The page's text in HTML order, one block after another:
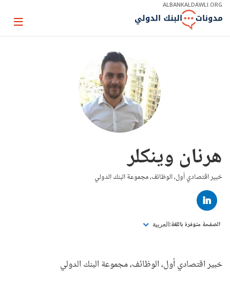
Skip
Main
ALBANKALDAWLI.ORG
Page
هرنان وينكلر
خبير اقتصادي أول، الوظائف، مجموعة البنك الدولي
LINKED
IN
الصفحة متوفرة باللغة: العربية
خبير اقتصادي أول، الوظائف، مجموعة البنك الدولي